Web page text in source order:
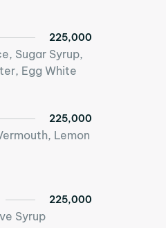
225,000
Sugar Syrup,
Egg White
225,000
Lemon
225,000
Syrup